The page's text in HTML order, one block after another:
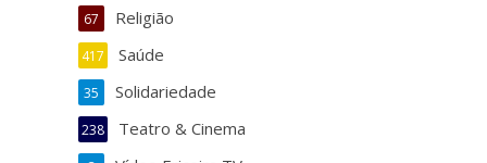
Religião
67
Saúde
417
Solidariedade
35
Teatro & Cinema
238